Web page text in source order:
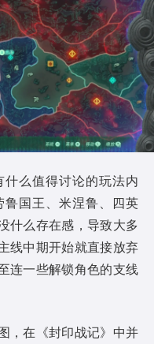
么值得讨论的玩法内
国王、米涅鲁、四英
什么存在感，导致大多
线中期开始就直接放弃
连一些解锁角色的支线
，在《封印战记》中并